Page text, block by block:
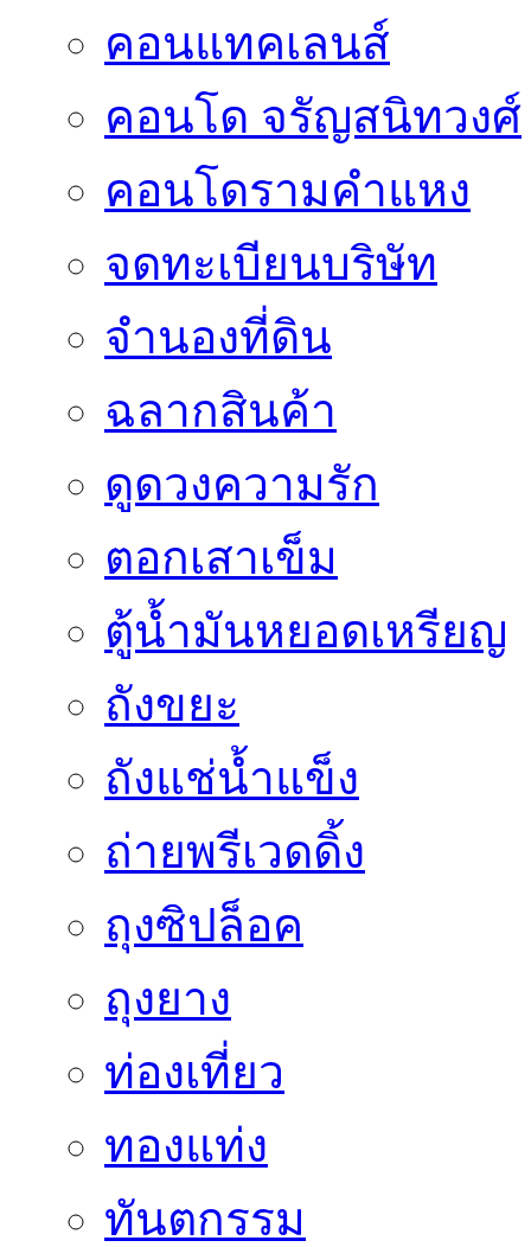
คอนแทคเลนส์
คอนโด จรัญสนิทวงศ์
คอนโดรามคำแหง
จดทะเบียนบริษัท
จำนองที่ดิน
ฉลากสินค้า
ดูดวงความรัก
ตอกเสาเข็ม
ตู้น้ำมันหยอดเหรียญ
ถังขยะ
ถังแช่น้ำแข็ง
ถ่ายพรีเวดดิ้ง
ถุงซิปล็อค
ถุงยาง
ท่องเที่ยว
ทองแท่ง
ทันตกรรม